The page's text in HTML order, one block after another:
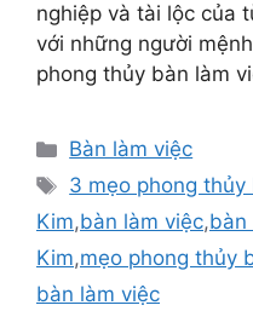
nghiệp và tài lộc của
với những người
phong thủy bàn làm
Danh
mục
Bàn làm việc
Thẻ
3 mẹo phong
Kim,bàn làm việc,bàn
Kim,mẹo phong thủy
bàn làm việc